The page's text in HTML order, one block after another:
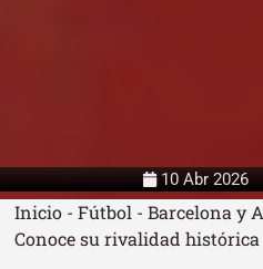
10 Abr 2026
Inicio - Fútbol - Barcelona y
Conoce su rivalidad histórica